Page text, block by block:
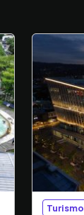
Turismo